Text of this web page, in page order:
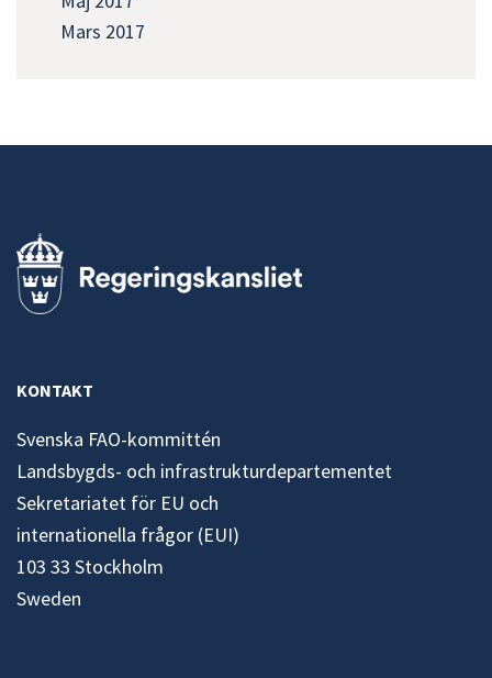
Mars 2017
KONTAKT
Svenska FAO-kommittén
Landsbygds- och infrastrukturdepartementet
Sekretariatet för EU och
internationella frågor (EUI)
103 33 Stockholm
Sweden